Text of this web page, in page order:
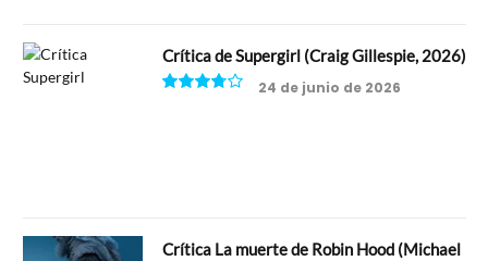
Crítica de Supergirl (Craig Gillespie, 2026)
24 de junio de 2026
Crítica La muerte de Robin Hood (Michael